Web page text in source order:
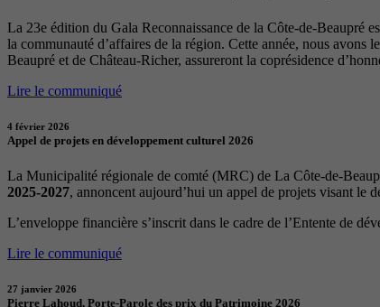
La 23e édition du Gala Reconnaissance de la Côte-de-Beaupré
la communauté d’affaires de la région. Cette année, nous
Beaupré et de Château-Richer, assureront la coprésidence
Lire le communiqué
4 février 2026
Appel de projets en développement culturel 2026
La Municipalité régionale de comté (MRC) de La Côte-de-
2025-2027, annoncent aujourd’hui un appel de projets visant le
L’enveloppe financière s’inscrit dans le cadre de l’Entente de
Lire le communiqué
27 janvier 2026
Pierre Lahoud, Porte-Parole des prix du Patrimoine 2026